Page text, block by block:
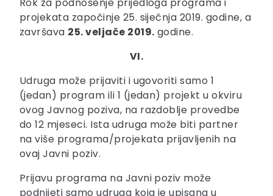
projekata započinje 25. siječnja 2019. godine, a
završava 25. veljače 2019. godine.
VI.
Udruga može prijaviti i ugovoriti samo 1
(jedan) program ili 1 (jedan) projekt u okviru
ovog Javnog poziva, na razdoblje provedbe
do 12 mjeseci. Ista udruga može biti partner
na više programa/projekata prijavljenih na
ovaj Javni poziv.
Prijavu programa na Javni poziv može
podnijeti samo udruga koja je upisana u